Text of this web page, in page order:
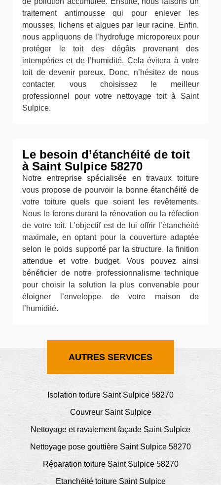
traitement antimousse qui pour enlever les
mousses, lichens et algues par leur racine. Enfin,
nous appliquons de l’hydrofuge microporeux pour
protéger le toit des dégâts provenant des
intempéries et de l’humidité. Cela évitera à votre
toit de devenir poreux. Donc, n’hésitez de nous
contacter, vous choisissez le meilleur
professionnel pour votre nettoyage toit à Saint
Sulpice.
Le besoin d’étanchéité de toit
à Saint Sulpice 58270
Notre entreprise spécialisée en travaux toiture
vous propose de pourvoir la bonne étanchéité de
votre toiture quels que soient les revêtements.
Nous le ferons durant la rénovation ou la réfection
de votre toit. L’objectif est de lui offrir l’étanchéité
maximale, en optant pour la couverture adaptée
selon le poids supporté par la structure, la finition
attendue et votre budget. Vous pouvez ainsi
bénéficier de notre professionnalisme technique
pour choisir la solution la plus convenable pour
éloigner l’enveloppe de votre maison de
l’humidité.
AUTRES SERVICES
Isolation toiture Saint Sulpice 58270
Couvreur Saint Sulpice
Nettoyage et ravalement façade Saint Sulpice
Nettoyage pose gouttière Saint Sulpice 58270
Réparation toiture Saint Sulpice 58270
Etanchéité toiture Saint Sulpice